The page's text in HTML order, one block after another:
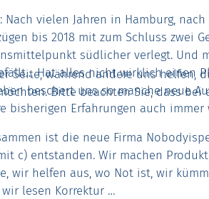
Nach vielen Jahren in Hamburg, nach
bis 2018 mit zum Schluss zwei
südlicher verlegt. Und
Hat alles nicht wirklich einen
beschert uns so manche neue
bisherigen Erfahrungen auch immer
ist die neue Firma
c) entstanden. Wir machen
wir helfen aus, wo Not ist, wir
wir lesen Korrektur …
während andere uns helfen,
Bitte beachten Sie, dass